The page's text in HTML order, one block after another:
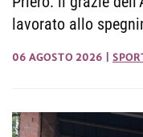
lavorato allo
06 AGOSTO 2026